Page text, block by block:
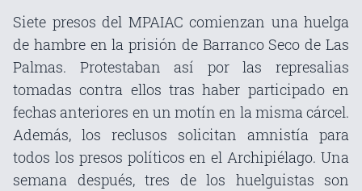
Siete presos del MPAIAC comienzan una huelga
de hambre en la prisión de Barranco Seco de Las
Palmas. Protestaban así por las represalias
tomadas contra ellos tras haber participado en
fechas anteriores en un motín en la misma cárcel.
Además, los reclusos solicitan amnistía para
todos los presos políticos en el Archipiélago. Una
semana después, tres de los huelguistas son